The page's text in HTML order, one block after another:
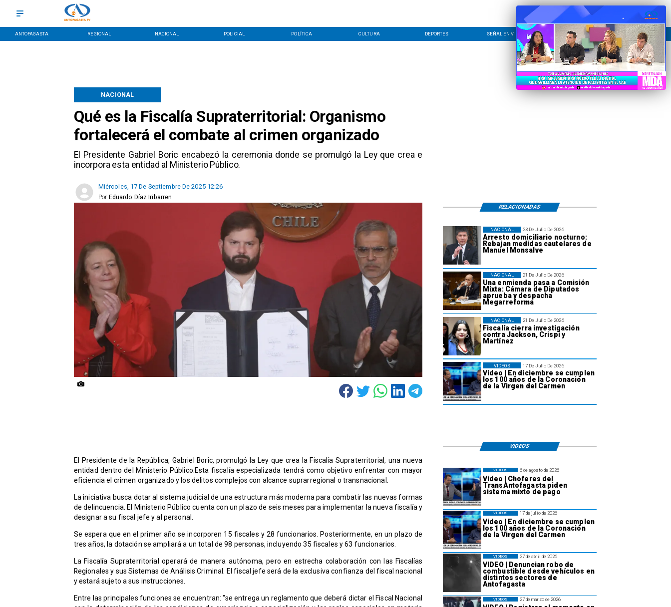
ANTOFAGASTA REGIONAL NACIONAL POLICIAL POLÍTICA CULTURA DEPORTES SEÑAL EN VIVO CONTACTO LÍNEA EDITORIAL
Qué es la Fiscalía Supraterritorial: Organismo
fortalecerá el combate al crimen organizado
El Presidente Gabriel Boric encabezó la ceremonia donde se promulgó la Ley que crea e
incorpora esta entidad al Ministerio Público.
NACIONAL
Miércoles, 17 De Septiembre De 2025 12:26
Eduardo Díaz Iribarren
Por
23 De Julio De 2026
Arresto domiciliario nocturno:
Rebajan medidas cautelares de
Manuel Monsalve
NACIONAL
21 De Julio De 2026
Una enmienda pasa a Comisión
Mixta: Cámara de Diputados
aprueba y despacha
Megarreforma
NACIONAL
21 De Julio De 2026
Fiscalía cierra investigación
contra Jackson, Crispi y
Martínez
NACIONAL
17 De Julio De 2026
Video | En diciembre se cumplen
los 100 años de la Coronación
de la Virgen del Carmen
VIDEOS
RELACIONADAS
​​El Presidente de la República, Gabriel Boric, promulgó la Ley que crea la Fiscalía Supraterritorial, una nueva
entidad dentro del Ministerio Público.Esta fiscalía especializada tendrá como objetivo enfrentar con mayor
eficiencia el crimen organizado y los delitos complejos con alcance suprarregional o transnacional.
​La iniciativa busca dotar al sistema judicial de una estructura más moderna para combatir las nuevas formas
de delincuencia. El Ministerio Público cuenta con un plazo de seis meses para implementar la nueva fiscalía y
designar a su fiscal jefe y al personal.
Se espera que en el primer año se incorporen 15 fiscales y 28 funcionarios. Posteriormente, en un plazo de
tres años, la dotación se ampliará a un total de 98 personas, incluyendo 35 fiscales y 63 funcionarios.
La Fiscalía Supraterritorial operará de manera autónoma, pero en estrecha colaboración con las Fiscalías
Regionales y sus Sistemas de Análisis Criminal. El fiscal jefe será de la exclusiva confianza del fiscal nacional
y estará sujeto a sus instrucciones.
​Entre las principales funciones se encuentran: "se entrega un reglamento que deberá dictar el Fiscal Nacional
VIDEOS
6 de agosto de 2026
Video | Choferes del
TransAntofagasta piden
sistema mixto de pago
VIDEOS
17 de julio de 2026
Video | En diciembre se cumplen
los 100 años de la Coronación
de la Virgen del Carmen
VIDEOS
27 de abril de 2026
VIDEO | Denuncian robo de
combustible desde vehículos en
distintos sectores de
Antofagasta
VIDEOS
27 de marzo de 2026
VIDEOS